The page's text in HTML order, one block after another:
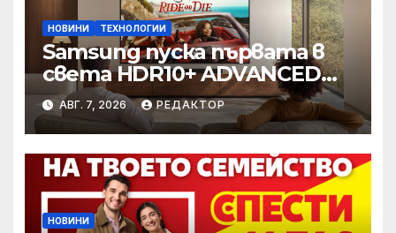
НОВИНИ ТЕХНОЛОГИИ
Samsung пуска първата в
света HDR10+ ADVANCED
стрийминг услуга в Prime
Video
АВГ. 7, 2026 РЕДАКТОР
НОВИНИ